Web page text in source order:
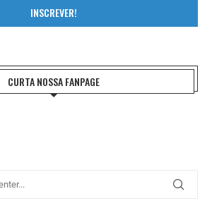
INSCREVER!
CURTA NOSSA FANPAGE